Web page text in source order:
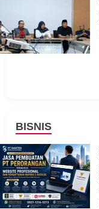
BISNIS